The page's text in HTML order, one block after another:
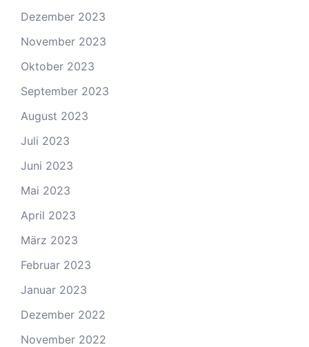
Dezember 2023
November 2023
Oktober 2023
September 2023
August 2023
Juli 2023
Juni 2023
Mai 2023
April 2023
März 2023
Februar 2023
Januar 2023
Dezember 2022
November 2022